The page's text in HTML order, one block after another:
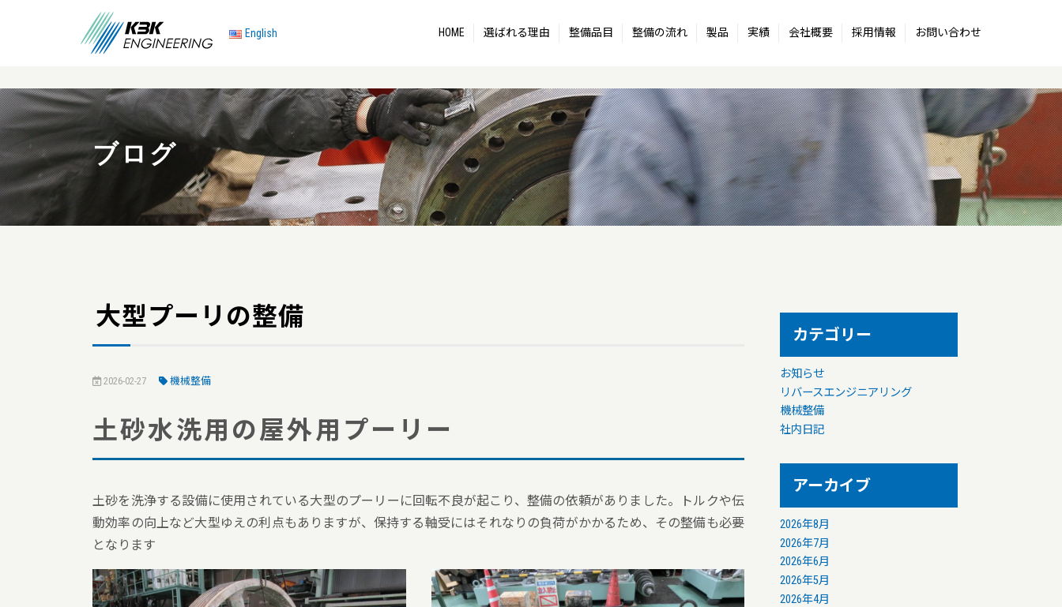
English HOME 選ばれる理由 整備品目 整備の流れ 製品 実績 会社概要 採用情報 お問い合わせ
ブログ
大型プーリの整備
2026-02-27 機械整備
土砂水洗用の屋外用プーリー
土砂を洗浄する設備に使用されている大型のプーリーに回転不良が起こり、整備の依頼がありました。トルクや伝
動効率の向上など大型ゆえの利点もありますが、保持する軸受にはそれなりの負荷がかかるため、その整備も必要
となります
カテゴリー
お知らせ
リバースエンジニアリング
機械整備
社内日記
アーカイブ
2026年8月
2026年7月
2026年6月
2026年5月
2026年4月